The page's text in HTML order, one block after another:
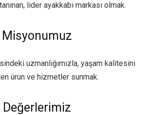
lider ayakkabı markası olmak.
Misyonumuz
uzmanlığımızla, yaşam kalitesini
ürün ve hizmetler sunmak.
Değerlerimiz